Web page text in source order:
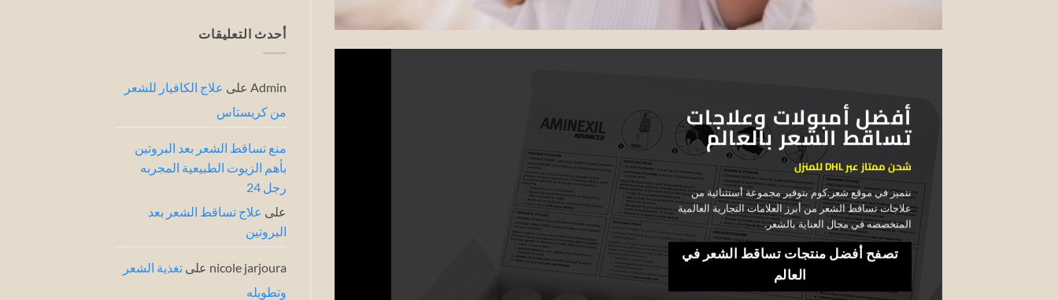
أفضل أمبولات وعلاجات
تساقط الشعر بالعالم
شحن ممتاز عبر DHL للمنزل
نتميز في موقع شعر.كوم بتوفير مجموعة أستثنائية من
علاجات تساقط الشعر من أبرز العلامات التجارية العالمية
المتخصصه في مجال العناية بالشعر.
تصفح أفضل منتجات تساقط الشعر في
العالم
نصائح
على
تطبيق
3
طرق
خبراء
أحدث التعليقات
Admin على علاج الكافيار للشعر
من كريستاس
منع تساقط الشعر بعد البروتين
بأهم الزيوت الطبيعية المجربه
رجل 24
على علاج تساقط الشعر بعد
البروتين
nicole jarjoura علىتغذية الشعر
وتطويله